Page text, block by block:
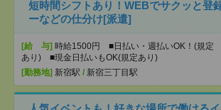
短時間シフトあり！WEBでサクッと登
ーなどの仕分け[派遣]
[給 与] 時給1500円 ■日払い・週払いOK！(規定
あり) ■現金日払いもOK(規定あり)
[勤務地] 新宿駅 / 新宿三丁目駅